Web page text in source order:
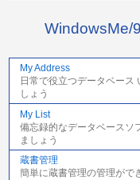
WindowsMe/
My Address
日常で役立つデータベース
しょう
My List
備忘録的なデータベースソ
ましょう
蔵書管理
簡単に蔵書管理の管理がで